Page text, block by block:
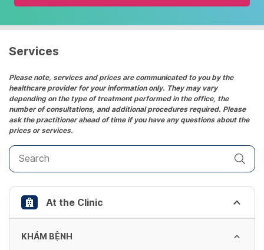
and
date.
the
question
mark
key
to
get
the
keyboard
shortcuts
for
changing
dates.
Services
Please note, services and prices are communicated to you by the
healthcare provider for your information only. They may vary
depending on the type of treatment performed in the office, the
number of consultations, and additional procedures required. Please
ask the practitioner ahead of time if you have any questions about the
prices or services.
At the Clinic
KHÁM BỆNH